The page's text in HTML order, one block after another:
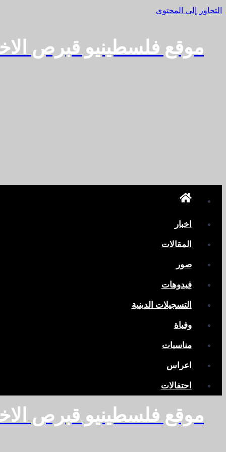
التجاوز إلى المحتوى
موقع فلسطينيو قبرص
اخبار
المقالات
صور
فيدوهات
التسجيلات الدينية
وفياة
مناسبات
اعراس
احتفالات
موقع فلسطينيو قبرص